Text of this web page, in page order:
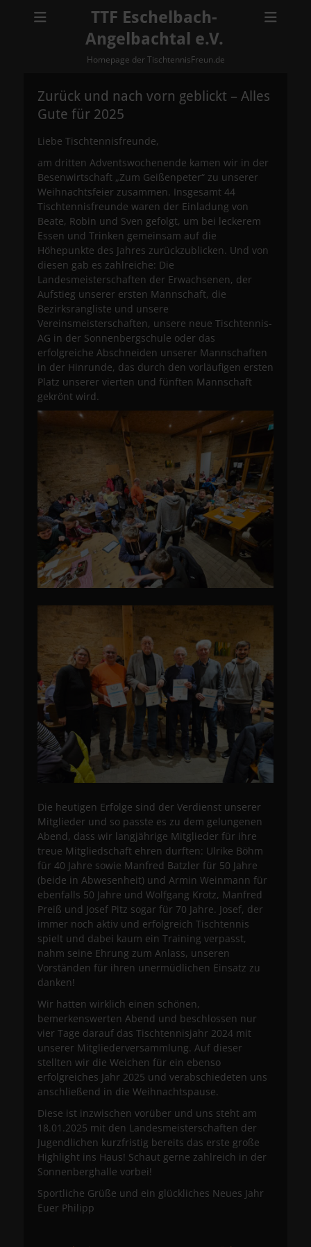
TTF Eschelbach-
Angelbachtal e.V.
Homepage der TischtennisFreun.de
Zurück und nach vorn geblickt – Alles
Gute für 2025
Liebe Tischtennisfreunde,
am dritten Adventswochenende kamen wir in der
Besenwirtschaft „Zum Geißenpeter“ zu unserer
Weihnachtsfeier zusammen. Insgesamt 44
Tischtennisfreunde waren der Einladung von
Beate, Robin und Sven gefolgt, um bei leckerem
Essen und Trinken gemeinsam auf die
Höhepunkte des Jahres zurückzublicken. Und von
diesen gab es zahlreiche: Die
Landesmeisterschaften der Erwachsenen, der
Aufstieg unserer ersten Mannschaft, die
Bezirksrangliste und unsere
Vereinsmeisterschaften, unsere neue Tischtennis-
AG in der Sonnenbergschule oder das
erfolgreiche Abschneiden unserer Mannschaften
in der Hinrunde, das durch den vorläufigen ersten
Platz unserer vierten und fünften Mannschaft
gekrönt wird.
Die heutigen Erfolge sind der Verdienst unserer
Mitglieder und so passte es zu dem gelungenen
Abend, dass wir langjährige Mitglieder für ihre
treue Mitgliedschaft ehren durften: Ulrike Böhm
für 40 Jahre sowie Manfred Batzler für 50 Jahre
(beide in Abwesenheit) und Armin Weinmann für
ebenfalls 50 Jahre und Wolfgang Krotz, Manfred
Preiß und Josef Pitz sogar für 70 Jahre. Josef, der
immer noch aktiv und erfolgreich Tischtennis
spielt und dabei kaum ein Training verpasst,
nahm seine Ehrung zum Anlass, unseren
Vorständen für ihren unermüdlichen Einsatz zu
danken!
Wir hatten wirklich einen schönen,
bemerkenswerten Abend und beschlossen nur
vier Tage darauf das Tischtennisjahr 2024 mit
unserer Mitgliederversammlung. Auf dieser
stellten wir die Weichen für ein ebenso
erfolgreiches Jahr 2025 und verabschiedeten uns
anschließend in die Weihnachtspause.
Diese ist inzwischen vorüber und uns steht am
18.01.2025 mit den Landesmeisterschaften der
Jugendlichen kurzfristig bereits das erste große
Highlight ins Haus! Schaut gerne zahlreich in der
Sonnenberghalle vorbei!
Sportliche Grüße und ein glückliches Neues Jahr
Euer Philipp